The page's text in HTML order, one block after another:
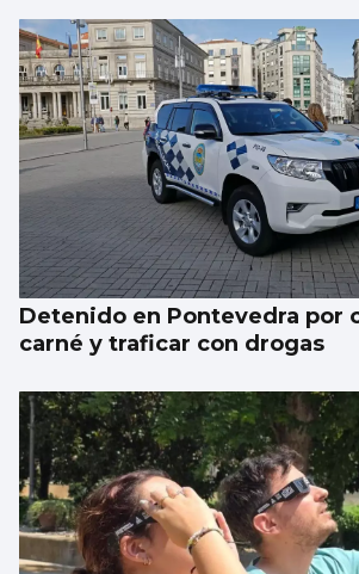
Borja con en el cuatro sin
Detenido en Pontevedra por
carné y traficar con drogas